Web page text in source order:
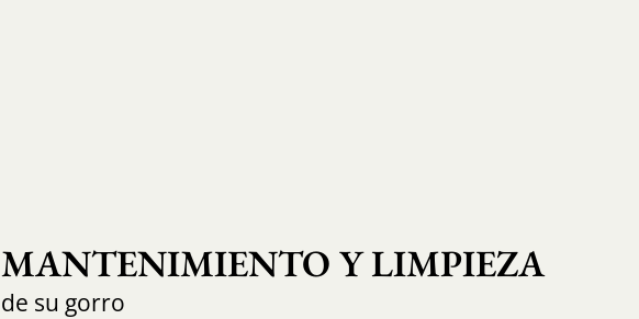
MANTENIMIENTO Y LIMPIEZA
de su gorro